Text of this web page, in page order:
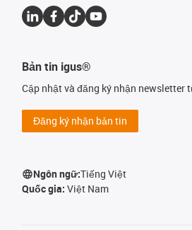
Bản tin igus®
Cập nhật và đăng ký nhận newsletter
Đăng ký nhận bản tin
Ngôn ngữ:Tiếng Việt
Quốc gia: Việt Nam